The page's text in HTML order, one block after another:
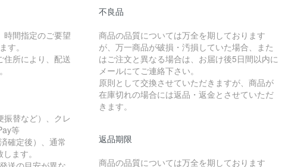
時間指定のご要望
す。
住所により、配送
振替など）、クレ
等
確定後）、通常
ます。
不良品
商品の品質については万全を期しております
が、万一商品が破損・汚損していた場合、また
はご注文と異なる場合は、お届け後5日間以内に
メールにてご連絡下さい。
原則として交換させていただきますが、商品が
在庫切れの場合には返品・返金とさせていただ
きます。
返品期限
商品の品質については万全を期しております